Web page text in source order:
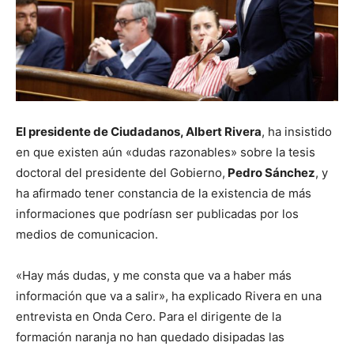
El presidente de Ciudadanos, Albert Rivera, ha insistido
en que existen aún «dudas razonables» sobre la tesis
doctoral del presidente del Gobierno, Pedro Sánchez, y
ha afirmado tener constancia de la existencia de más
informaciones que podríasn ser publicadas por los
medios de comunicacion.
«Hay más dudas, y me consta que va a haber más
información que va a salir», ha explicado Rivera en una
entrevista en Onda Cero. Para el dirigente de la
formación naranja no han quedado disipadas las